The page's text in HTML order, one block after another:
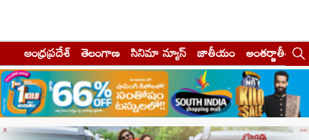
ఆంధ్రప్రదేశ్ తెలంగాణ సినిమా న్యూస్ జాతీయం అంతర్జాతీయం